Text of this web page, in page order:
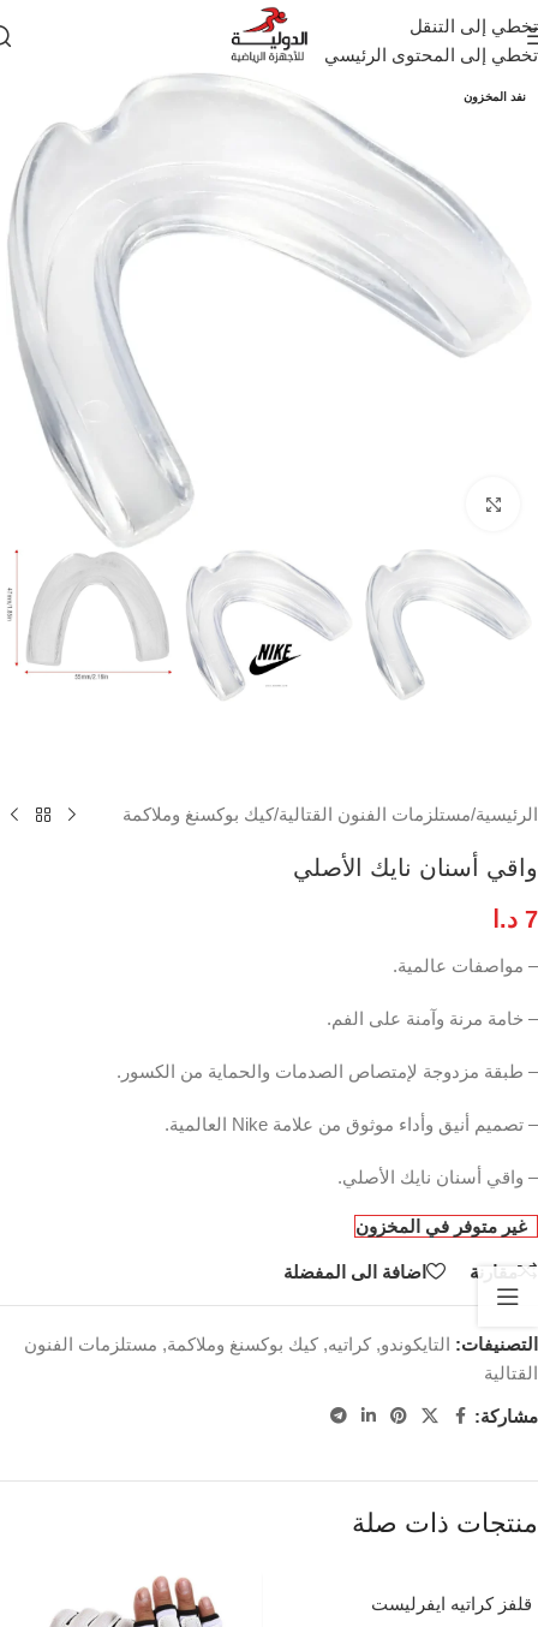
تخطي إلى التنقل
تخطي إلى المحتوى الرئيسي
نفد المخزون
الرئيسية/مستلزمات الفنون القتالية/كيك بوكسنغ وملاكمة
واقي أسنان نايك الأصلي
7 د.ا
– مواصفات عالمية.
– خامة مرنة وآمنة على الفم.
– طبقة مزدوجة لإمتصاص الصدمات والحماية من الكسور.
– تصميم أنيق وأداء موثوق من علامة Nike العالمية.
– واقي أسنان نايك الأصلي.
غير متوفر في المخزون
مقارنة اضافة الى المفضلة
التصنيفات: التايكوندو, كراتيه, كيك بوكسنغ وملاكمة, مستلزمات الفنون
القتالية
مشاركة:
منتجات ذات صلة
قلفز كراتيه ايفرليست